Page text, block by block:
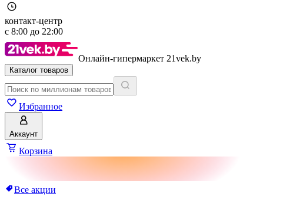
контакт-центр
с 8:00 до 22:00
Онлайн-гипермаркет 21vek.by
Каталог товаров
Избранное
Аккаунт
Корзина
Все акции